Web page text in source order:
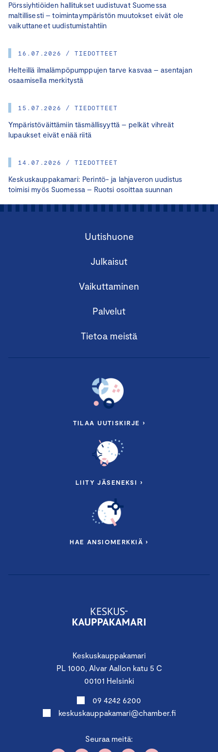
Pörssiyhtiöiden hallitukset uudistuvat Suomessa
maltillisesti – toimintaympäristön muutokset eivät ole
vaikuttaneet uudistumistahtiin
16.07.2026 / TIEDOTTEET
Helteillä ilmalämpöpumppujen tarve kasvaa – asentajan
osaamisella merkitystä
15.07.2026 / TIEDOTTEET
Ympäristöväittämiin täsmällisyyttä – pelkät vihreät
lupaukset eivät enää riitä
14.07.2026 / TIEDOTTEET
Keskuskauppakamari: Perintö- ja lahjaveron uudistus
toimisi myös Suomessa – Ruotsi osoittaa suunnan
Keskuskauppakamari
PL 1000, Alvar Aallon katu 5 C
00101 Helsinki
09 4242 6200
keskuskauppakamari@chamber.fi
Seuraa meitä:
Uutishuone
Julkaisut
Vaikuttaminen
Palvelut
Tietoa meistä
TILAA UUTISKIRJE ›
LIITY JÄSENEKSI ›
HAE ANSIOMERKKIÄ ›